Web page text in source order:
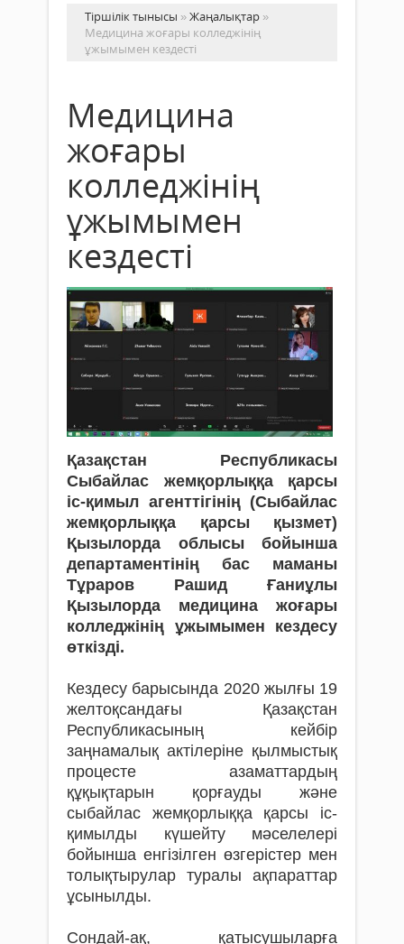
Тіршілік тынысы »Жаңалықтар »
Медицина жоғары колледжінің
ұжымымен кездесті
Медицина
жоғары
колледжінің
ұжымымен
кездесті
Қазақстан Республикасы
Сыбайлас жемқорлыққа қарсы
іс-қимыл агенттігінің (Сыбайлас
жемқорлыққа қарсы қызмет)
Қызылорда облысы бойынша
департаментінің бас маманы
Тұраров Рашид Ғаниұлы
Қызылорда медицина жоғары
колледжінің ұжымымен кездесу
өткізді.
Кездесу барысында 2020 жылғы 19
желтоқсандағы Қазақстан
Республикасының кейбір
заңнамалық актілеріне қылмыстық
процесте азаматтардың
құқықтарын қорғауды және
сыбайлас жемқорлыққа қарсы іс-
қимылды күшейту мәселелері
бойынша енгізілген өзгерістер мен
толықтырулар туралы ақпараттар
ұсынылды.
Сондай-ақ, қатысушыларға